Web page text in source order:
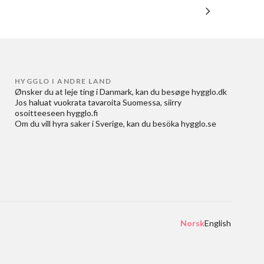
HYGGLO I ANDRE LAND
Ønsker du at leje ting i Danmark, kan du besøge hygglo.dk
Jos haluat vuokrata tavaroita Suomessa, siirry
osoitteeseen hygglo.fi
Om du vill hyra saker i Sverige, kan du besöka hygglo.se
NorskEnglish